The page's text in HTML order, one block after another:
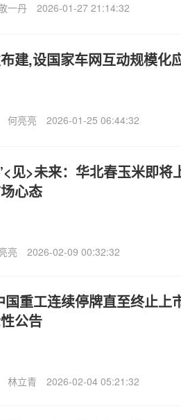
一丹 2026-01-27 21:14:32
建,设国家车网互动规模化
何亮亮 2026-01-25 06:44:32
见>未来：华北春玉米即将
心态
亮 2026-02-09 00:32:32
国重工连续停牌直至终止上
公告
林立青 2026-02-04 05:21:32